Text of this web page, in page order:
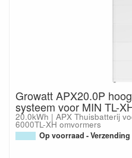
Growatt APX20.0P
systeem voor MIN TL-
20.0kWh | APX Thuisbatterij
6000TL-XH omvormers
Op voorraad -